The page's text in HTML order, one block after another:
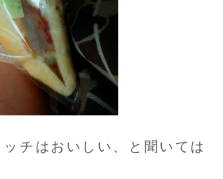
チはおいしい、と聞いては